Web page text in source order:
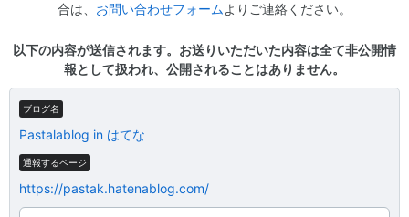
合は、 お問い合わせフォームよりご連絡ください。
以下の内容が送信されます。お送りいただいた内容は全て非公開情
報として扱われ、公開されることはありません。
ブログ名
Pastalablog in はてな
通報するページ
https://pastak.hatenablog.com/